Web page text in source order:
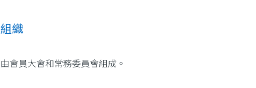
組織
由會員大會和常務委員會組成。